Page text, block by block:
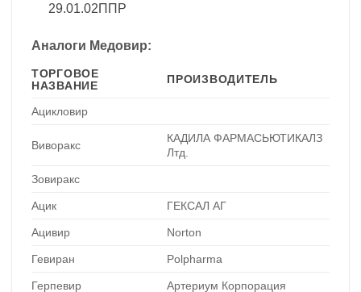
29.01.02ППР
Аналоги Медовир:
ТОРГОВОЕ
НАЗВАНИЕ
ПРОИЗВОДИТЕЛЬ
Ацикловир
Виворакс
КАДИЛА ФАРМАСЬЮТИКАЛЗ
Лтд.
Зовиракс
Ацик ГЕКСАЛ АГ
Ацивир Norton
Гевиран Polpharma
Герпевир Артериум Корпорация